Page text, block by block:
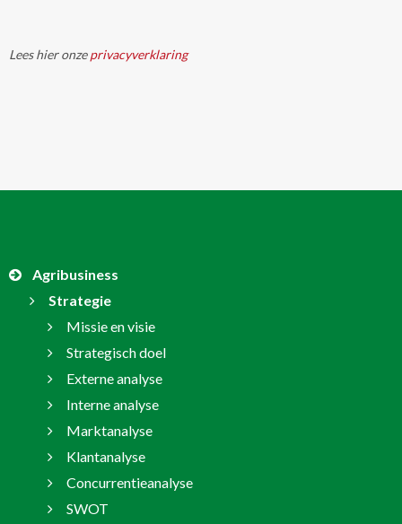
Lees hier onzeprivacyverklaring
Agribusiness
Strategie
Missie en visie
Strategisch doel
Externe analyse
Interne analyse
Marktanalyse
Klantanalyse
Concurrentieanalyse
SWOT